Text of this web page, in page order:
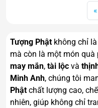
Posts «
Tượng Phậtkhông chỉ
mà còn là một món
may mắn, tài lộc và
Minh Anh, chúng tôi
Phậtchất lượng cao,
nhiên, giúp không chỉ